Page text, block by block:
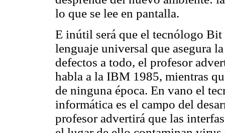
lo que se lee en pantalla.
E inútil será que el tecnólogo
lenguaje universal que asegura
defectos a todo, el profesor
habla a la IBM 1985, mientras
de ninguna época. En vano el
informática es el campo del
profesor advertirá que las